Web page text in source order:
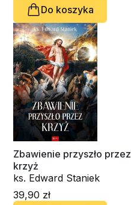
Do koszyka
Zbawienie przyszło przez
krzyż
ks. Edward Staniek
39,90 zł